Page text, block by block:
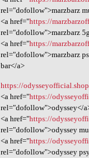
rel="dofollow">marzbarz
<a href="https://
rel="dofollow">marzbarz
<a href="https://
rel="dofollow">marzbarz
bar</a>
https://
<a href="https://
rel="dofollow">odyssey</
<a href="https://
rel="dofollow">odyssey
<a href="https://
rel="dofollow">odyssey